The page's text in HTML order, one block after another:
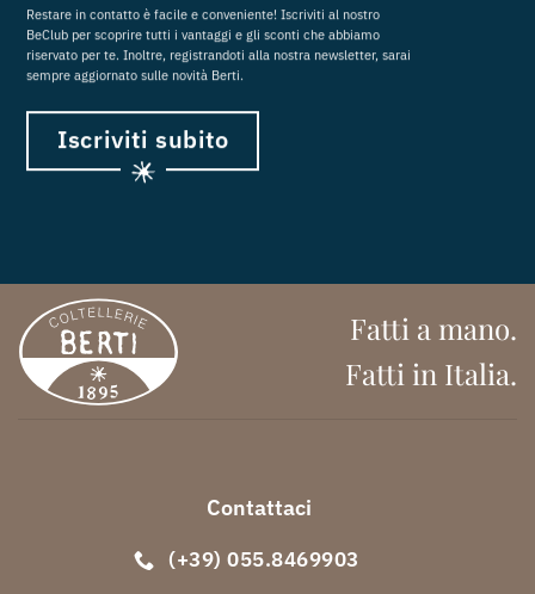
Restare in contatto è facile e conveniente! Iscriviti al nostro
BeClub per scoprire tutti i vantaggi e gli sconti che abbiamo
riservato per te. Inoltre, registrandoti alla nostra newsletter, sarai
sempre aggiornato sulle novità Berti.
Iscriviti subito
Fatti a mano.
Fatti in Italia.
Contattaci
(+39) 055.8469903